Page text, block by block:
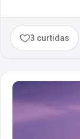
3 curtidas